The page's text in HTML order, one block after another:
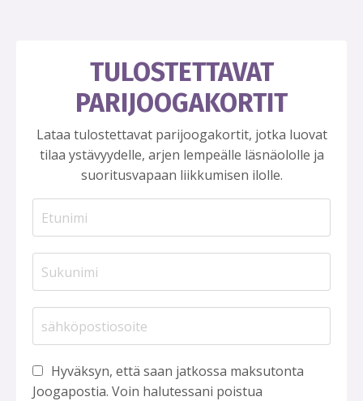
TULOSTETTAVAT
PARIJOOGAKORTIT
Lataa tulostettavat parijoogakortit, jotka luovat
tilaa ystävyydelle, arjen lempeälle läsnäololle ja
suoritusvapaan liikkumisen ilolle.
Hyväksyn, että saan jatkossa maksutonta
Joogapostia. Voin halutessani poistua